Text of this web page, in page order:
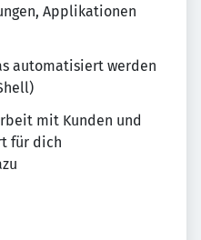
Applikationen
automatisiert werden
mit Kunden und
für dich